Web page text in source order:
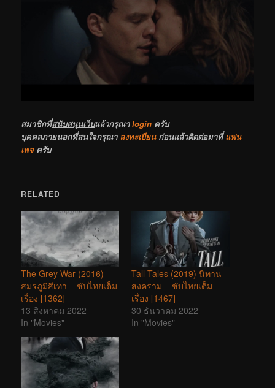
สมาชิกที่สนับสนุนเว็บแล้วกรุณาlogin ครับ
บุคคลภายนอกที่สนใจกรุณา ลงทะเบียนก่อนแล้วติดต่อมาที่แฟน
เพจครับ
RELATED
The Grey War (2016)
สมรภูมิสีเทา – ซับไทยเต็ม
เรื่อง [1362]
13 สิงหาคม 2022
In "Movies"
Tall Tales (2019) นิทาน
สงคราม – ซับไทยเต็ม
เรื่อง [1467]
30 ธันวาคม 2022
In "Movies"